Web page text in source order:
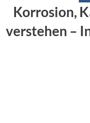
Korrosion,
verstehen –